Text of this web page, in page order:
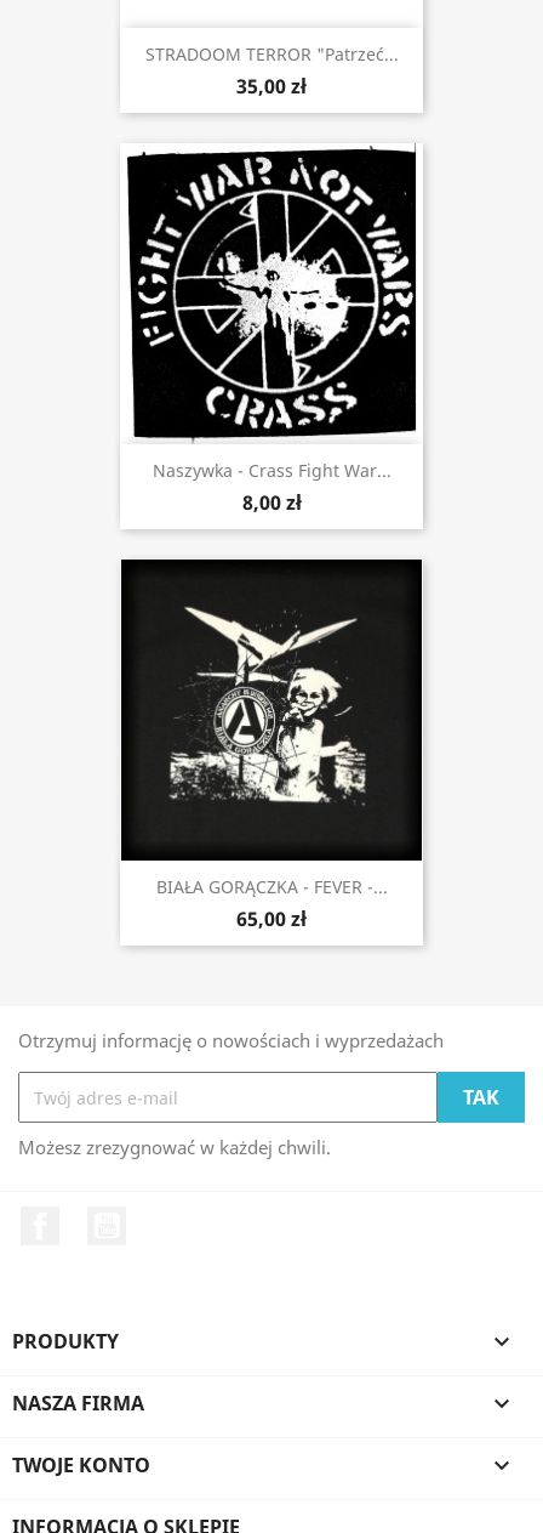
STRADOOM TERROR "Patrzeć...
35,00 zł
Naszywka - Crass Fight War...
8,00 zł
BIAŁA GORĄCZKA - FEVER -...
65,00 zł
Otrzymuj informację o nowościach i wyprzedażach
Możesz zrezygnować w każdej chwili.
PRODUKTY 
NASZA FIRMA 
TWOJE KONTO 
INFORMACJA O SKLEPIE